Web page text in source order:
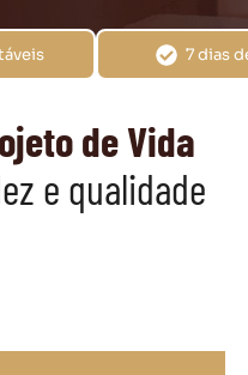
7 dias
de Vida
e qualidade